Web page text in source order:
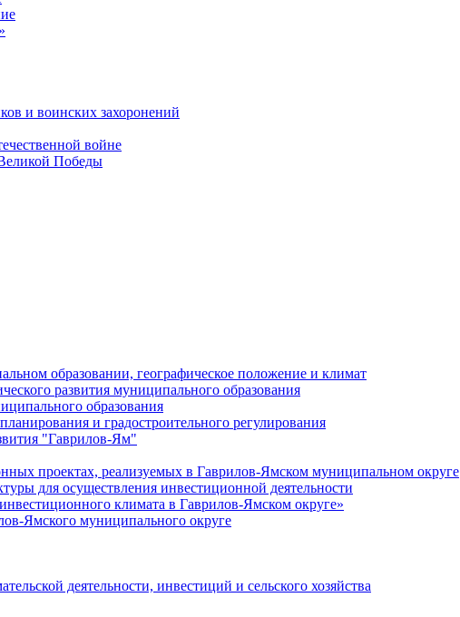
и воинских захоронений
войне
Победы
образовании, географическое положение и климат
развития муниципального образования
образования
и градостроительного регулирования
"Гаврилов-Ям"
проектах, реализуемых в Гаврилов-Ямском муниципальном округе
для осуществления инвестиционной деятельности
климата в Гаврилов-Ямском округе»
Ямского муниципального округе
деятельности, инвестиций и сельского хозяйства